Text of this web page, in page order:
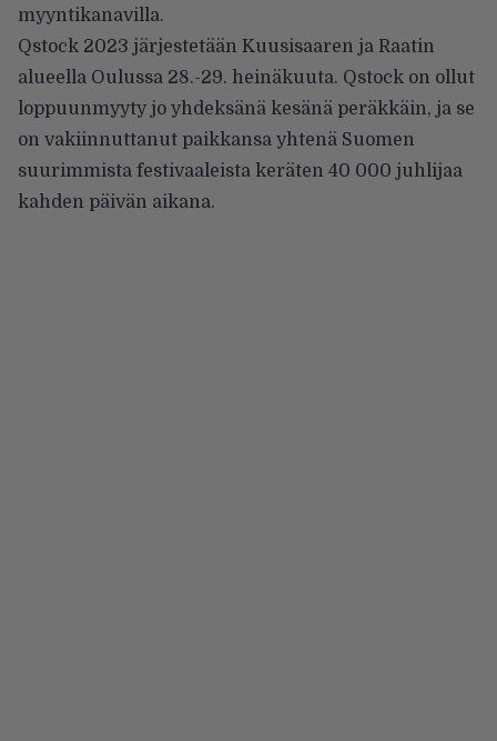
myyntikanavilla.
Qstock 2023 järjestetään Kuusisaaren ja Raatin
alueella Oulussa 28.-29. heinäkuuta. Qstock on ollut
loppuunmyyty jo yhdeksänä kesänä peräkkäin, ja se
on vakiinnuttanut paikkansa yhtenä Suomen
suurimmista festivaaleista keräten 40 000 juhlijaa
kahden päivän aikana.